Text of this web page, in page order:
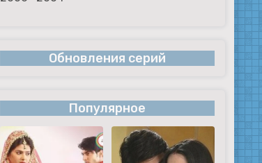
Обновления серий
Популярное